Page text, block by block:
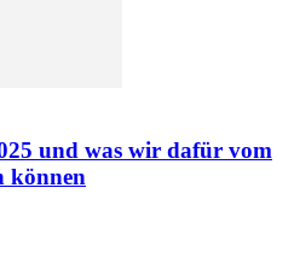
und was wir dafür vom
können